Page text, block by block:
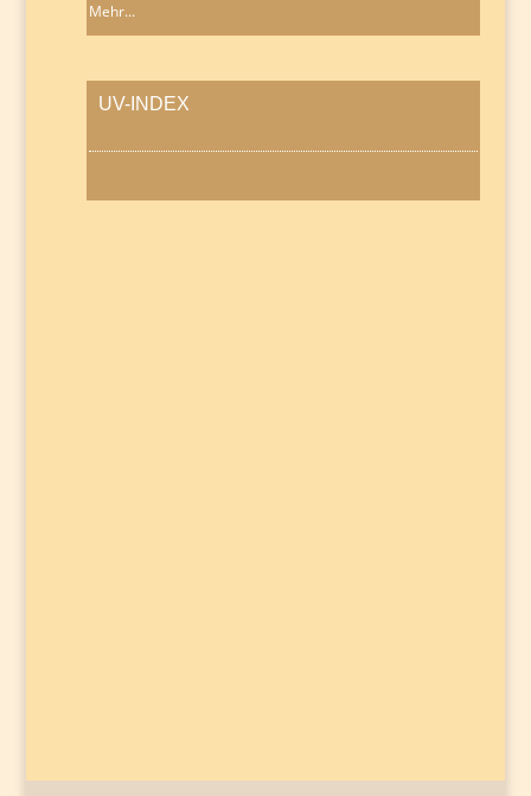
Mehr...
UV-INDEX